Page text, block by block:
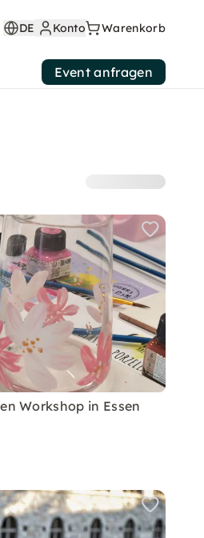
Workshop in Essen
DE Konto Warenkorb
Event anfragen